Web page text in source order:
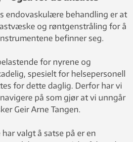
endovaskulære behandling er at
og røntgenstråling for å
befinner seg.
for nyrene og
spesielt for helsepersonell
for dette daglig. Derfor har vi
på som gjør at vi unngår
Geir Arne Tangen.
valgt å satse på er en